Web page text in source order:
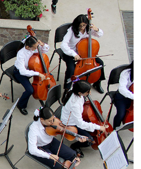
OBJETIVOS:
que fomenten el
y cultural de los miembros de la
adquirir nociones de
cuidado del otro. Estas actividades
y dar salidas laborales a
de academias.
ACTIVIDADES:
• Manualidades •
sinfónica orquestal y Coral •